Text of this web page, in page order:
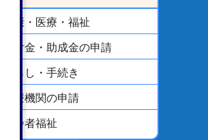
健康・医療・福祉
給付金・助成金の申請
くらし・手続き
医療機関の申請
高齢者福祉